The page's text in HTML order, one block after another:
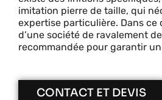
imitation pierre de taille, qui
expertise particulière. Dans ce
d’une société de ravalement
recommandée pour garantir
CONTACT ET DEVIS